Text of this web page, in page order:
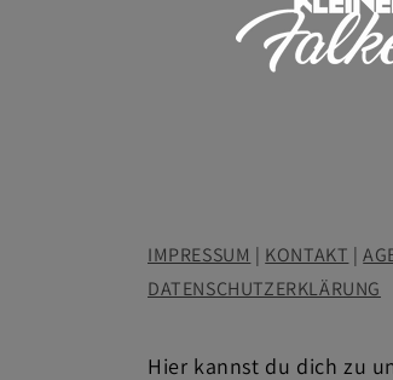
IMPRESSUM | KONTAKT |
DATENSCHUTZERKLÄRUNG
Hier kannst du dich zu